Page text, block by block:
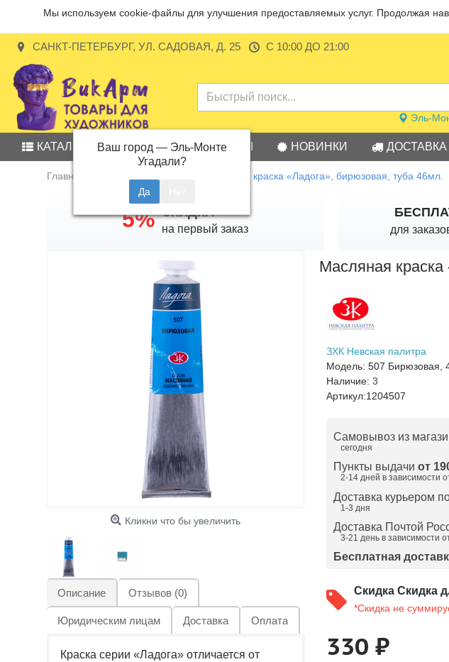
Мы используем cookie-файлы для улучшения предоставляемых услуг. Продолжая
САНКТ-ПЕТЕРБУРГ, УЛ. САДОВАЯ, Д. 25 С 10:00 ДО 21:00
Эль-
Ваш город — Эль-Монте
Угадали?
КАТАЛОГ АКЦИИ БРЕНДЫ НОВИНКИ
Главная Масляная краска «Ладога», бирюзовая, туба 46мл.
5% СКИДКА
на первый заказ для
Кликни что бы увеличить
Описание Отзывов (0)
Юридическим лицам Доставка Оплата
Краска серии «Ладога» отличается от
Масляная
ЗХК Невская палитра
Модель: 507 Бирюзовая,
Наличие: 3
Артикул:1204507
Самовывоз из
сегодня
Пункты выдачи от
2-14 дней в зависимости
Доставка курьером
1-3 дня
Доставка Почтой
3-21 день в зависимости
Бесплатная
Скидка Скидка
*Скидка не
330 ₽